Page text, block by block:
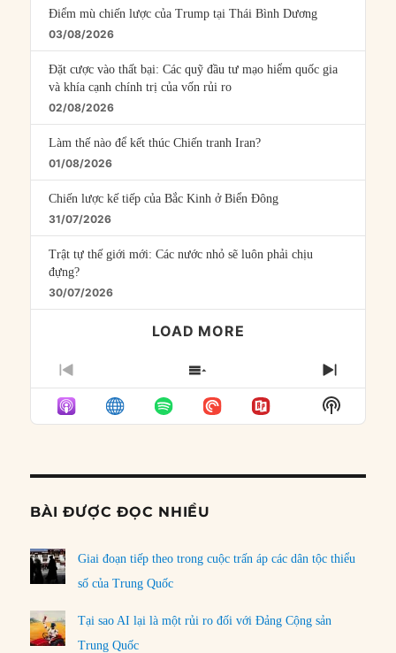
Điểm mù chiến lược của Trump tại Thái Bình Dương
03/08/2026
Đặt cược vào thất bại: Các quỹ đầu tư mạo hiểm quốc gia
và khía cạnh chính trị của vốn rủi ro
02/08/2026
Làm thế nào để kết thúc Chiến tranh Iran?
01/08/2026
Chiến lược kế tiếp của Bắc Kinh ở Biển Đông
31/07/2026
Trật tự thế giới mới: Các nước nhỏ sẽ luôn phải chịu
đựng?
30/07/2026
LOAD MORE
PREVIOUS
EPISODE
SHOW
EPISODES
LIST
NEXT
Show
Podcast
BÀI ĐƯỢC ĐỌC NHIỀU
Giai đoạn tiếp theo trong cuộc trấn áp các dân tộc thiểu
số của Trung Quốc
Tại sao AI lại là một rủi ro đối với Đảng Cộng sản
Trung Quốc